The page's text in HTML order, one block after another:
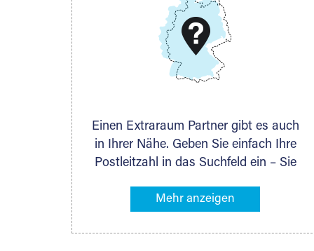
+49 6145 5442 - 404
thorsten.klemt@extraraum.de
DMG Aktiengesellschaft
Schieferstein 11A
Einen Extraraum Partner gibt es auch
in Ihrer Nähe. Geben Sie einfach Ihre
Postleitzahl in das Suchfeld ein – Sie
Partners mit Lagermöglichkeiten in
können Sie anschließend Ihren